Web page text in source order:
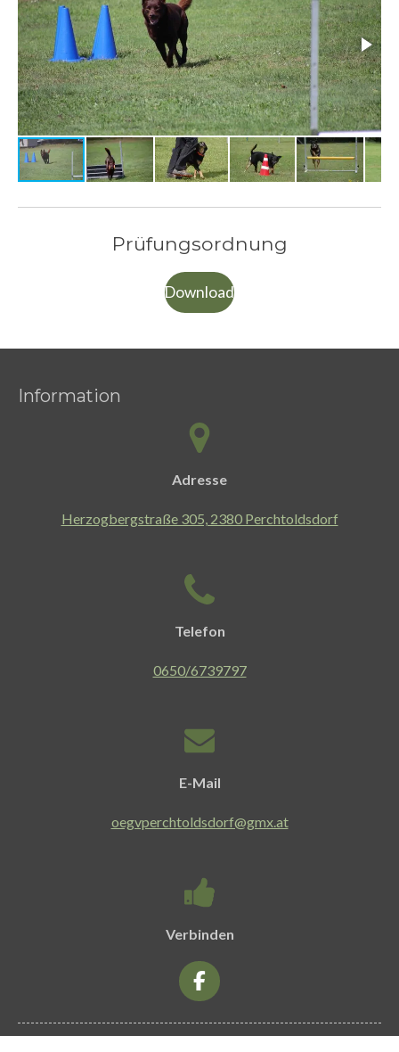
Prüfungsordnung
Download
Information
Adresse
Herzogbergstraße 305, 2380 Perchtoldsdorf
Telefon
0650/6739797
E-Mail
oegvperchtoldsdorf@gmx.at
Verbinden
F
a
c
e